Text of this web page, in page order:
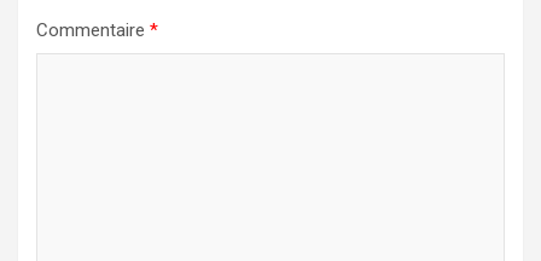
Commentaire *